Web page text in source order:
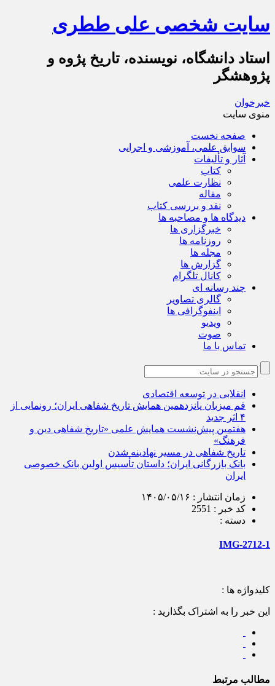
سایت شخصی علی ططری
استاد دانشگاه، نویسنده، تاریخ پژوه و
پژوهشگر
خبرخوان
منوی سایت
صفحه نخست
سوابق علمی، آموزشی و اجرایی
آثار و تألیفات
کتاب
نظارت علمی
مقاله
نقد و بررسی کتاب
دیدگاه ها و مصاحبه ها
خبرگزاری ها
روزنامه ها
مجله ها
گزارش ها
کانال تلگرام
چند رسانه ای
گالری تصاویر
اینفوگرافی ها
ویدیو
صوت
تماس با ما
انقلابی در توسعه اقتصادی
قم میزبان پانزدهمین همایش تاریخ شفاهی ایران؛ رونمایی از
۴ اثر جدید
هفتمین پیش‌نشست همایش علمی «تاریخ شفاهی دین و
فرهنگ»
تاریخ شفاهی در مسیر نهادینه شدن
بانک بازرگانی ایران؛ داستان تأسیس اولین بانک خصوصی
ایران
زمان انتشار : ۱۴۰۵/۰۵/۱۶
کد خبر : 2551
دسته :
IMG-2712-1
کلیدواژه ها :
این خبر را به اشتراک بگذارید :
مطالب مرتبط